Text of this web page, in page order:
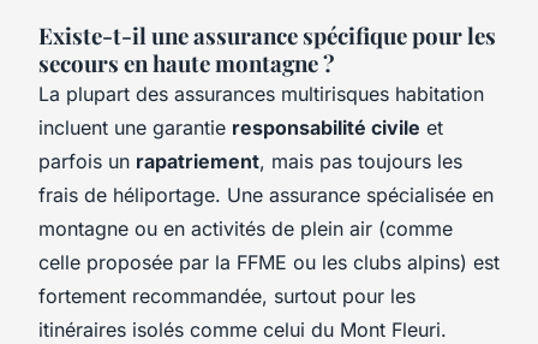
Existe-t-il une assurance spécifique pour les
secours en haute montagne ?
La plupart des assurances multirisques habitation
incluent une garantie responsabilité civile et
parfois un rapatriement, mais pas toujours les
frais de héliportage. Une assurance spécialisée en
montagne ou en activités de plein air (comme
celle proposée par la FFME ou les clubs alpins) est
fortement recommandée, surtout pour les
itinéraires isolés comme celui du Mont Fleuri.